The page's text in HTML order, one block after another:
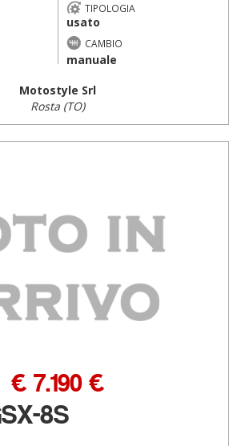
TIPOLOGIA
usato
CAMBIO
manuale
Motostyle Srl
Rosta (TO)
8S
€ 7.190 €